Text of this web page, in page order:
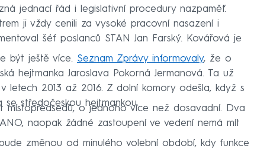
jednací řád i legislativní procedury nazpaměť.
ji vždy cenili za vysoké pracovní nasazení i
šéf poslanců STAN Jan Farský. Kovářová je
být ještě více. Seznam Zprávy informovaly, že o
hejtmanka Jaroslava Pokorná Jermanová. Ta už
letech 2013 až 2016. Z dolní komory odešla, když s
středočeskou hejtmankou.
místopředsedů, o jednoho více než dosavadní. Dva
naopak žádné zastoupení ve vedení nemá mít
změnou od minulého volební období, kdy funkce